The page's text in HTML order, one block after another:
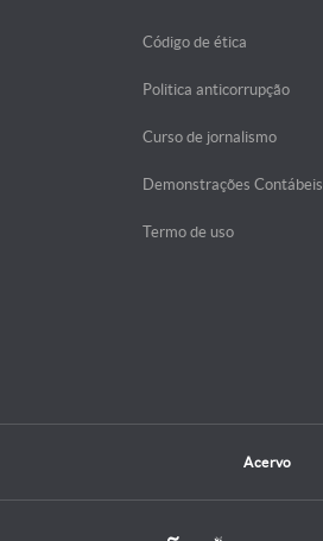
Código de ética
Politica anticorrupção
Curso de jornalismo
Demonstrações Contábeis
Termo de uso
Acervo